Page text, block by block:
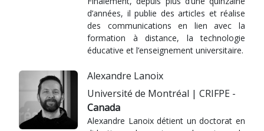
d’années, il publie des articles et réalise
des communications en lien avec la
formation à distance, la technologie
éducative et l’enseignement universitaire.
Alexandre Lanoix
Université de Montréal | CRIFPE -
Canada
Alexandre Lanoix détient un doctorat en